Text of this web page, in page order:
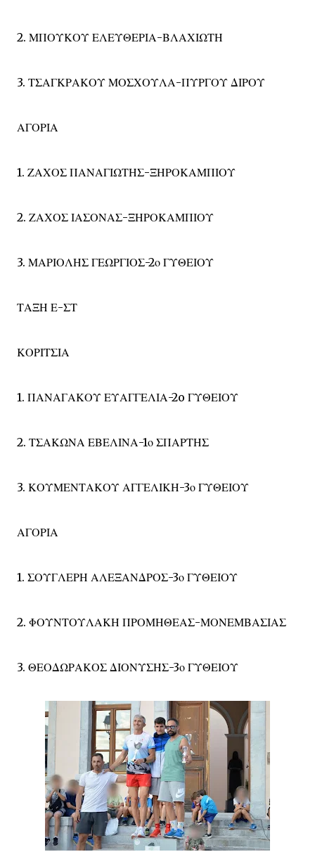
2. ΜΠΟΥΚΟΥ ΕΛΕΥΘΕΡΙΑ-ΒΛΑΧΙΩΤΗ
3. ΤΣΑΓΚΡΑΚΟΥ ΜΟΣΧΟΥΛΑ-ΠΥΡΓΟΥ ΔΙΡΟΥ
ΑΓΟΡΙΑ
1. ΖΑΧΟΣ ΠΑΝΑΓΙΩΤΗΣ-ΞΗΡΟΚΑΜΠΙΟΥ
2. ΖΑΧΟΣ ΙΑΣΟΝΑΣ-ΞΗΡΟΚΑΜΠΙΟΥ
3. ΜΑΡΙΟΛΗΣ ΓΕΩΡΓΙΟΣ-2ο ΓΥΘΕΙΟΥ
ΤΑΞΗ Ε-ΣΤ
ΚΟΡΙΤΣΙΑ
1. ΠΑΝΑΓΑΚΟΥ ΕΥΑΓΓΕΛΙΑ-2o ΓΥΘΕΙΟΥ
2. ΤΣΑΚΩΝΑ ΕΒΕΛΙΝΑ-1ο ΣΠΑΡΤΗΣ
3. ΚΟΥΜΕΝΤΑΚΟΥ ΑΓΓΕΛΙΚΗ-3ο ΓΥΘΕΙΟΥ
ΑΓΟΡΙΑ
1. ΣΟΥΓΛΕΡΗ ΑΛΕΞΑΝΔΡΟΣ-3ο ΓΥΘΕΙΟΥ
2. ΦΟΥΝΤΟΥΛΑΚΗ ΠΡΟΜΗΘΕΑΣ-ΜΟΝΕΜΒΑΣΙΑΣ
3. ΘΕΟΔΩΡΑΚΟΣ ΔΙΟΝΥΣΗΣ-3ο ΓΥΘΕΙΟΥ